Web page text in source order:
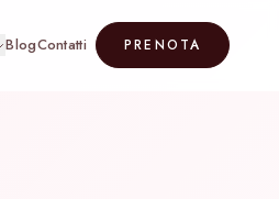
BlogContatti PRENOTA